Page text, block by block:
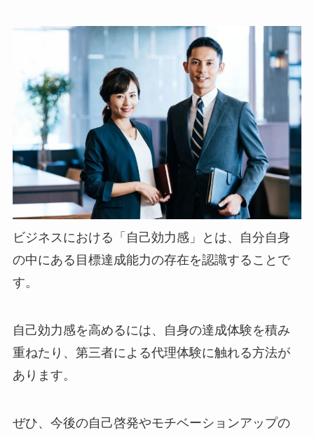
ビジネスにおける「自己効力感」とは、自分自身
の中にある目標達成能力の存在を認識することで
す。
自己効力感を高めるには、自身の達成体験を積み
重ねたり、第三者による代理体験に触れる方法が
あります。
ぜひ、今後の自己啓発やモチベーションアップの